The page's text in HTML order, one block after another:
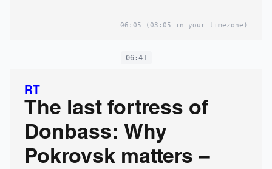
06:05 (03:05 in your timezone)
06:41
RT
The last fortress of
Donbass: Why
Pokrovsk matters –